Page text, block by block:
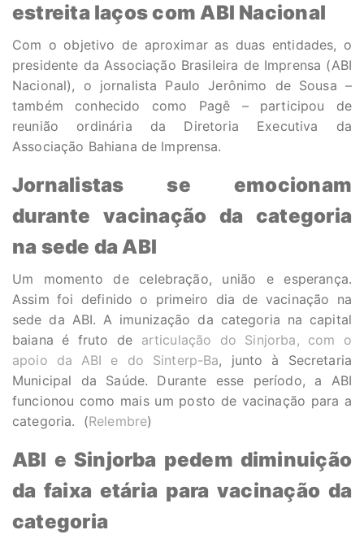
estreita laços com ABI Nacional
Com o objetivo de aproximar as duas entidades, o
presidente da Associação Brasileira de Imprensa (ABI
Nacional), o jornalista Paulo Jerônimo de Sousa –
também conhecido como Pagê – participou de
reunião ordinária da Diretoria Executiva da
Associação Bahiana de Imprensa.
Jornalistas se emocionam
durante vacinação da categoria
na sede da ABI
Um momento de celebração, união e esperança.
Assim foi definido o primeiro dia de vacinação na
sede da ABI. A imunização da categoria na capital
baiana é fruto de articulação do Sinjorba, com o
apoio da ABI e do Sinterp-Ba, junto à Secretaria
Municipal da Saúde. Durante esse período, a ABI
funcionou como mais um posto de vacinação para a
categoria. (Relembre)
ABI e Sinjorba pedem diminuição
da faixa etária para vacinação da
categoria